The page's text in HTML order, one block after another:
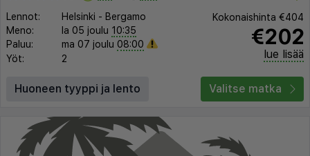
Lennot: Helsinki - Bergamo
Meno:
la 05 joulu 10:35
Paluu:
ma 07 joulu 08:00
Yöt:
2
Kokonaishinta €404
€202
lue lisää
Huoneen tyyppi ja lento Valitse matka